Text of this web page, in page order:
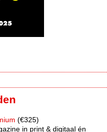
(€325)
in print & digitaal én